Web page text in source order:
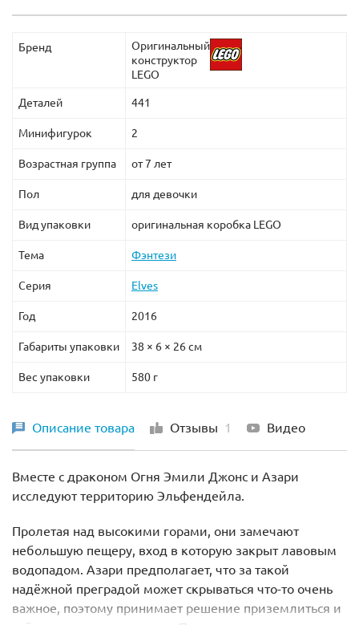
Бренд
Оригинальный
конструктор
LEGO
Деталей 441
Минифигурок 2
Возрастная группа от 7 лет
Пол для девочки
Вид упаковки оригинальная коробка LEGO
Тема Фэнтези
Серия Elves
Год 2016
Габариты упаковки 38 × 6 × 26 см
Вес упаковки 580 г
Описание товара Отзывы 1 Видео
Вместе с драконом Огня Эмили Джонс и Азари
исследуют территорию Эльфендейла.
Пролетая над высокими горами, они замечают
небольшую пещеру, вход в которую закрыт лавовым
водопадом. Азари предполагает, что за такой
надёжной преградой может скрываться что-то очень
важное, поэтому принимает решение приземлиться и